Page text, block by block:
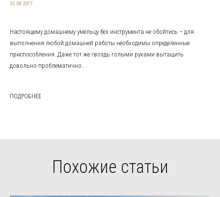
03.08.2017
Настоящему домашнему умельцу без инструмента не обойтись – для
выполнения любой домашней работы необходимы определенные
приспособления. Даже тот же гвоздь голыми руками вытащить
довольно проблематично...
ПОДРОБНЕЕ
Похожие статьи